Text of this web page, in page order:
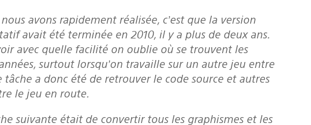
avait été terminée en 2010, il y a plus de deux ans.
avec quelle facilité on oublie où se trouvent les
surtout lorsqu’on travaille sur un autre jeu entre
a donc été de retrouver le code source et autres
le jeu en route.